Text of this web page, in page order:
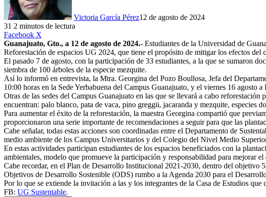
Victoria García Pérez12 de agosto de 2024
31 2 minutos de lectura
Facebook X
Guanajuato, Gto., a 12 de agosto de 2024.- Estudiantes de la Universidad de
Reforestación de espacios UG 2024, que tiene el propósito de mitigar los efectos
El pasado 7 de agosto, con la participación de 33 estudiantes, a la que se sumaron
siembra de 100 árboles de la especie mezquite.
Así lo informó en entrevista, la Mtra. Georgina del Pozo Boullosa, Jefa del
10:00 horas en la Sede Yerbabuena del Campus Guanajuato, y el viernes 16 agosto
Otras de las sedes del Campus Guanajuato en las que se llevará a cabo
encuentran: palo blanco, pata de vaca, pino greggii, jacaranda y mezquite,
Para aumentar el éxito de la reforestación, la maestra Georgina compartió que
proporcionaron una serie importante de recomendaciones a seguir para que las
Cabe señalar, todas estas acciones son coordinadas entre el Departamento de
medio ambiente de los Campus Universitarios y del Colegio del Nivel Medio
En estas actividades participan estudiantes de los espacios beneficiados con la
ambientales, modelo que promueve la participación y responsabilidad para mejorar
Cabe recordar, en el Plan de Desarrollo Institucional 2021-2030, dentro del objetivo
Objetivos de Desarrollo Sostenible (ODS) rumbo a la Agenda 2030 para el
Por lo que se extiende la invitación a las y los integrantes de la Casa de Estudios
FB: UG Sustentable.